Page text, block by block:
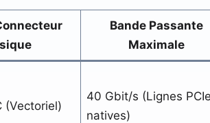
Bande Passante
Maximale
(Vectoriel)
40 Gbit/s (Lignes PCIe
natives)